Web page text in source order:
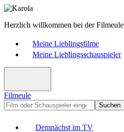
Herzlich willkommen bei der Filmeule
Meine Lieblingsfilme
Meine Lieblingsschauspieler
Filmeule
Suchen
Demnächst im TV